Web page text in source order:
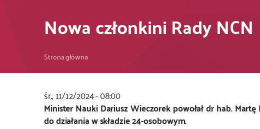
Nowa członkini Rady NCN
Ścieżka
nawigacyjna
Strona główna
śr., 11/12/2024 - 08:00
Kod
CSS
Minister Nauki Dariusz Wieczorek powołał dr hab.
do działania w składzie 24-osobowym.